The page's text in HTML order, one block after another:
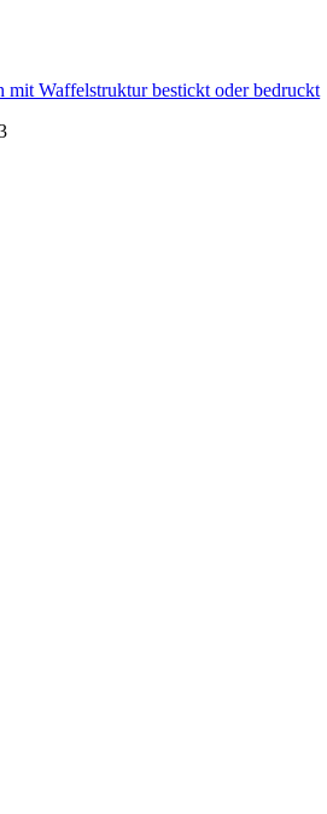
mit Waffelstruktur bestickt oder bedruckt